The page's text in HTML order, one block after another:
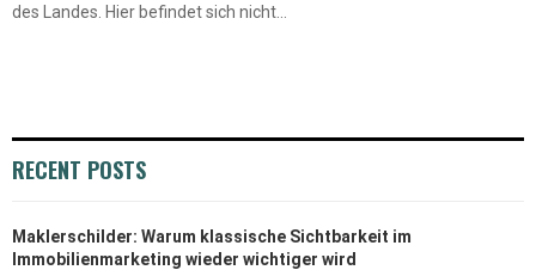
des Landes. Hier befindet sich nicht...
RECENT POSTS
Maklerschilder: Warum klassische Sichtbarkeit im
Immobilienmarketing wieder wichtiger wird